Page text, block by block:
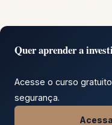
Quer aprender a
Acesse o curso
segurança.